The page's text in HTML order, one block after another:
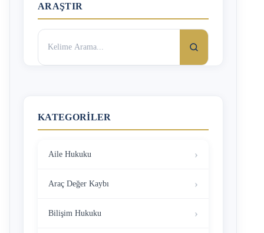
ARAŞTIR
Arama:
KATEGORILER
Aile Hukuku
Araç Değer Kaybı
Bilişim Hukuku